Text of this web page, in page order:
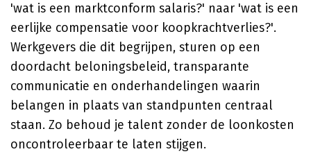
'wat is een marktconform salaris?' naar 'wat is een
eerlijke compensatie voor koopkrachtverlies?'.
Werkgevers die dit begrijpen, sturen op een
doordacht beloningsbeleid, transparante
communicatie en onderhandelingen waarin
belangen in plaats van standpunten centraal
staan. Zo behoud je talent zonder de loonkosten
oncontroleerbaar te laten stijgen.